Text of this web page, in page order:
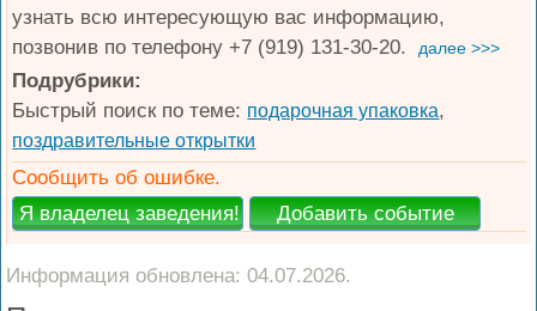
узнать всю интересующую вас информацию,
позвонив по телефону +7 (919) 131-30-20.
далее >>>
Подрубрики:
Быстрый поиск по теме: подарочная упаковка,
поздравительные открытки
Сообщить об ошибке.
Информация обновлена: 04.07.2026.